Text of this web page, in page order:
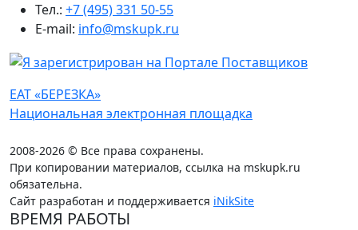
Тел.: +7 (495) 331 50-55
E-mail: info@mskupk.ru
ЕАТ «БЕРЕЗКА»
Национальная электронная площадка
2008-2026 © Все права сохранены.
При копировании материалов, ссылка на mskupk.ru
обязательна.
Сайт разработан и поддерживается iNikSite
ВРЕМЯ РАБОТЫ